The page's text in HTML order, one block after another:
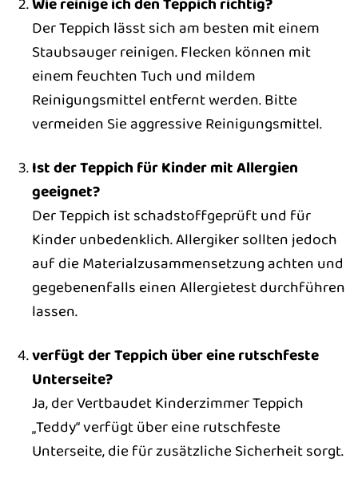
Der Teppich lässt sich am besten mit einem
Staubsauger reinigen. Flecken können mit
einem feuchten Tuch und mildem
Reinigungsmittel entfernt werden. Bitte
vermeiden Sie aggressive Reinigungsmittel.
Ist der Teppich für Kinder mit Allergien
geeignet?
Der Teppich ist schadstoffgeprüft und für
Kinder unbedenklich. Allergiker sollten jedoch
auf die Materialzusammensetzung achten und
gegebenenfalls einen Allergietest durchführen
lassen.
verfügt der Teppich über eine rutschfeste
Unterseite?
Ja, der Vertbaudet Kinderzimmer Teppich
„Teddy“ verfügt über eine rutschfeste
Unterseite, die für zusätzliche Sicherheit sorgt.